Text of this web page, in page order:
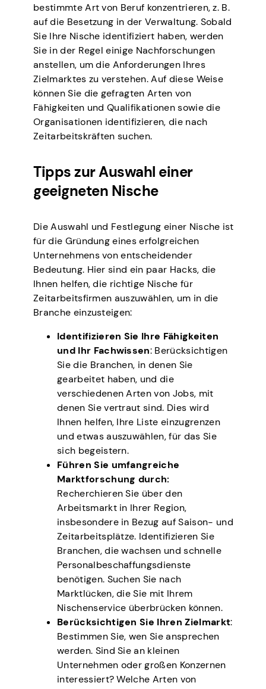
bestimmte Art von Beruf konzentrieren, z. B.
auf die Besetzung in der Verwaltung. Sobald
Sie Ihre Nische identifiziert haben, werden
Sie in der Regel einige Nachforschungen
anstellen, um die Anforderungen Ihres
Zielmarktes zu verstehen. Auf diese Weise
können Sie die gefragten Arten von
Fähigkeiten und Qualifikationen sowie die
Organisationen identifizieren, die nach
Zeitarbeitskräften suchen.
Tipps zur Auswahl einer
geeigneten Nische
Die Auswahl und Festlegung einer Nische ist
für die Gründung eines erfolgreichen
Unternehmens von entscheidender
Bedeutung. Hier sind ein paar Hacks, die
Ihnen helfen, die richtige Nische für
Zeitarbeitsfirmen auszuwählen, um in die
Branche einzusteigen:
Identifizieren Sie Ihre Fähigkeiten
und Ihr Fachwissen: Berücksichtigen
Sie die Branchen, in denen Sie
gearbeitet haben, und die
verschiedenen Arten von Jobs, mit
denen Sie vertraut sind. Dies wird
Ihnen helfen, Ihre Liste einzugrenzen
und etwas auszuwählen, für das Sie
sich begeistern.
Führen Sie umfangreiche
Marktforschung durch:
Recherchieren Sie über den
Arbeitsmarkt in Ihrer Region,
insbesondere in Bezug auf Saison- und
Zeitarbeitsplätze. Identifizieren Sie
Branchen, die wachsen und schnelle
Personalbeschaffungsdienste
benötigen. Suchen Sie nach
Marktlücken, die Sie mit Ihrem
Nischenservice überbrücken können.
Berücksichtigen Sie Ihren Zielmarkt:
Bestimmen Sie, wen Sie ansprechen
werden. Sind Sie an kleinen
Unternehmen oder großen Konzernen
interessiert? Welche Arten von